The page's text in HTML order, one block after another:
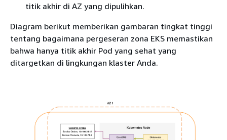
titik akhir di AZ yang dipulihkan.
Diagram berikut memberikan gambaran tingkat tinggi
tentang bagaimana pergeseran zona EKS memastikan
bahwa hanya titik akhir Pod yang sehat yang
ditargetkan di lingkungan klaster Anda.